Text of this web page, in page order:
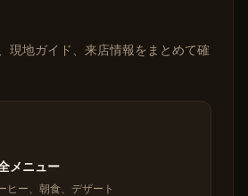
現地ガイド、来店情報をまとめて確
メニュー
ヒー、朝食、デザート